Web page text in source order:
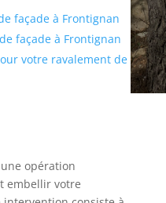
façade à Frontignan
façade à Frontignan
votre ravalement de
opération
embellir votre